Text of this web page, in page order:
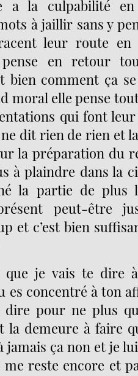
a la culpabilité
à jaillir sans y
leur route en
en retour
bien comment ça
moral elle pense
qui font
dit rien de rien et
la préparation du
à plaindre dans la
la partie de
peut-être
et c’est bien
que je vais te dire
es concentré à ton
dire pour ne plus
la demeure à faire
jamais ça non et je
me reste encore et